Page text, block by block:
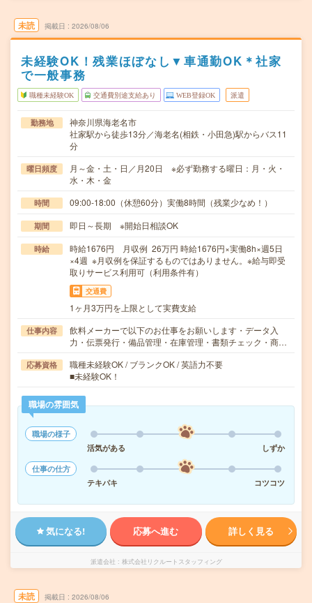
未読 掲載日 2026/08/06
未経験OK！残業ほぼなし▼車通勤OK＊社家
で一般事務
職種未経験OK 交通費別途支給あり WEB登録OK 派遣
勤務地
神奈川県海老名市
社家駅から徒歩13分／海老名(相鉄・小田急)駅からバス11
分
曜日頻度
月～金・土・日／月20日 ※必ず勤務する曜日：月・火・
水・木・金
時間 09:00-18:00（休憩60分）実働8時間（残業少なめ！）
期間 即日～長期 ※開始日相談OK
時給
時給1676円 月収例 26万円 時給1676円×実働8h×週5日
×4週 ※月収例を保証するものではありません。※給与即受
取りサービス利用可（利用条件有）
交通費
1ヶ月3万円を上限として実費支給
仕事内容
飲料メーカーで以下のお仕事をお願いします・データ入
力・伝票発行・備品管理・在庫管理・書類チェック・商…
応募資格
職種未経験OK / ブランクOK / 英語力不要
■未経験OK！
職場の雰囲気
職場の様子
活気がある
しずか
仕事の仕方
テキパキ
コツコツ
気になる! 応募へ進む 詳しく見る
派遣会社 株式会社リクルートスタッフィング
未読 掲載日 2026/08/06